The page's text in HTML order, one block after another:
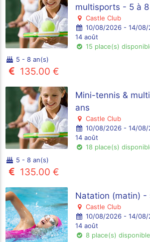
multisports - 5 à
Castle Club
10/08/2026 - 14/
14 août
15 place(s)
5 - 8 an(s)
135.00 €
Mini-tennis &
ans
Castle Club
10/08/2026 - 14/
14 août
18 place(s)
5 - 8 an(s)
135.00 €
Natation (matin) -
Castle Club
10/08/2026 - 14/
14 août
8 place(s)